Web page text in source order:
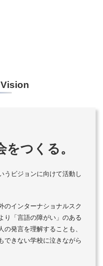
Vision
つくる。
うビジョンに向けて活動し
のインターナショナルスク
り「言語の障がい」のある
発言を理解することも、
できない学校に泣きながら